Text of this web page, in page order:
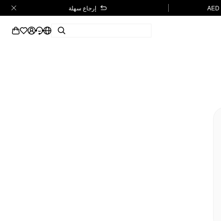
إرجاع سهلة